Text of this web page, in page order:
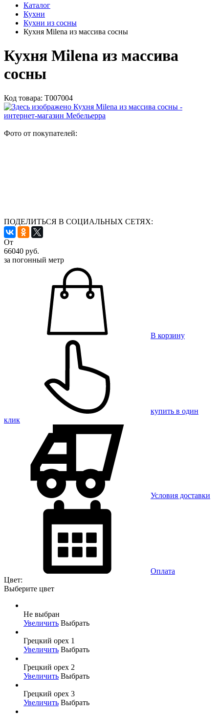
Каталог
Кухни
Кухни из сосны
Кухня Milena из массива сосны
Кухня Milena из массива
сосны
Код товара: Т007004
Фото от покупателей:
ПОДЕЛИТЬСЯ В СОЦИАЛЬНЫХ СЕТЯХ:
От
66040 руб.
за погонный метр
В корзину
купить в один
клик
Условия доставки
Оплата
Цвет:
Выберите цвет
Не выбран
Увеличить Выбрать
Грецкий орех 1
Увеличить Выбрать
Грецкий орех 2
Увеличить Выбрать
Грецкий орех 3
Увеличить Выбрать